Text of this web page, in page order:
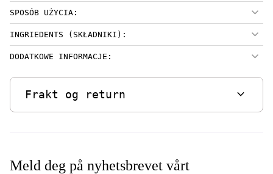
SPOSÓB UŻYCIA:
INGRIEDENTS (SKŁADNIKI):
DODATKOWE INFORMACJE:
Frakt og return expand_more
Meld deg på nyhetsbrevet vårt